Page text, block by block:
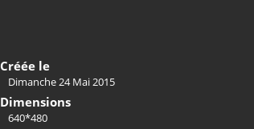
Créée le
Dimanche 24 Mai 2015
Dimensions
640*480